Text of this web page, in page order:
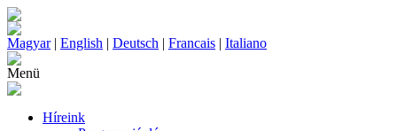
Magyar| English | Deutsch | Francais | Italiano
Menü
Híreink